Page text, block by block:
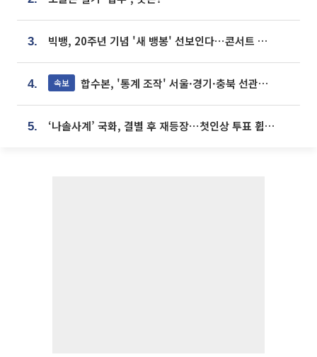
3. 빅뱅, 20주년 기념 '새 뱅봉' 선보인다⋯콘서트 앞두고 팝업 개최
4. 속보 합수본, '통계 조작' 서울·경기·충북 선관위 등 추가 압수수색
5. ‘나솔사계’ 국화, 결별 후 재등장⋯첫인상 투표 휩쓸고 ‘인기녀’ 등극